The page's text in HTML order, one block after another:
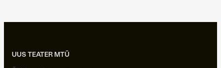
UUS TEATER MTÜ